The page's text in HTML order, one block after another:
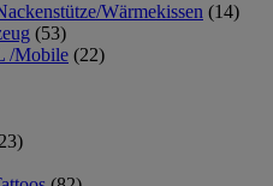
Wärmekissen (14)
(53)
/Mobile (22)